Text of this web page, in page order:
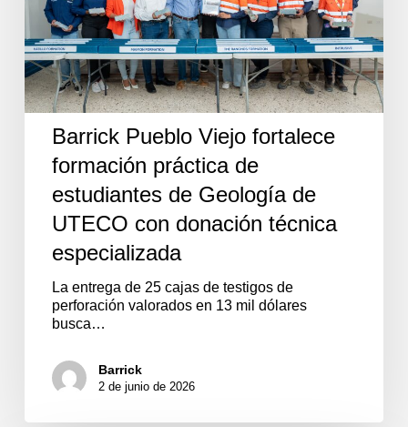
estudiantes
Geología
de
UTECO
con
donación
técnica
especializada
Barrick Pueblo Viejo fortalece
formación práctica de
estudiantes de Geología de
UTECO con donación técnica
especializada
La entrega de 25 cajas de testigos de
perforación valorados en 13 mil dólares
busca…
Barrick
2 de junio de 2026